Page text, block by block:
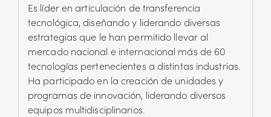
Es líder en articulación de transferencia
tecnológica, diseñando y liderando diversas
estrategias que le han permitido llevar al
mercado nacional e internacional más de 60
tecnologías pertenecientes a distintas industrias.
Ha participado en la creación de unidades y
programas de innovación, liderando diversos
equipos multidisciplinarios.